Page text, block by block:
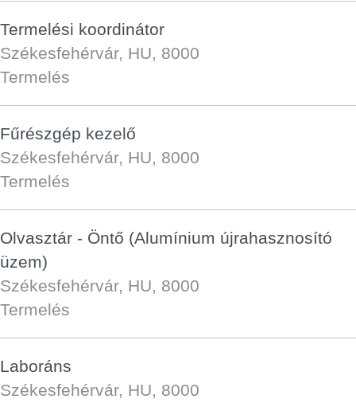
Termelési koordinátor
Székesfehérvár, HU, 8000
Termelés
Fűrészgép kezelő
Székesfehérvár, HU, 8000
Termelés
Olvasztár - Öntő (Alumínium újrahasznosító
üzem)
Székesfehérvár, HU, 8000
Termelés
Laboráns
Székesfehérvár, HU, 8000